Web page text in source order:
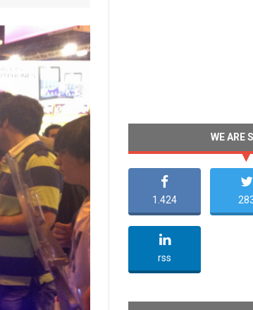
WE ARE
1.424
rss